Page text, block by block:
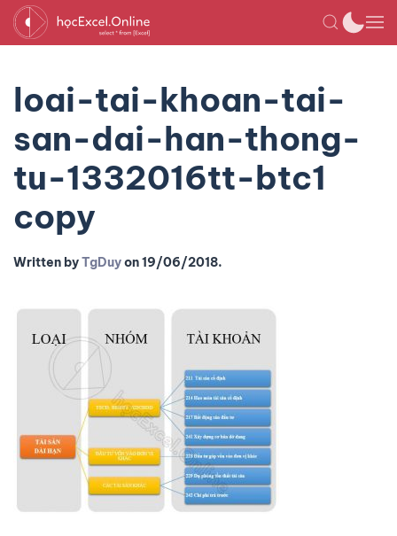
loai-tai-khoan-tai-
san-dai-han-thong-
tu-1332016tt-btc1
copy
Written byTgDuyon19/06/2018.